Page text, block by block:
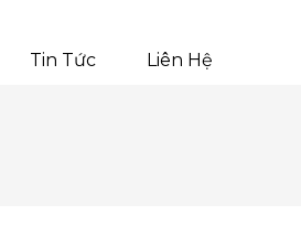
Tin Tức Liên Hệ